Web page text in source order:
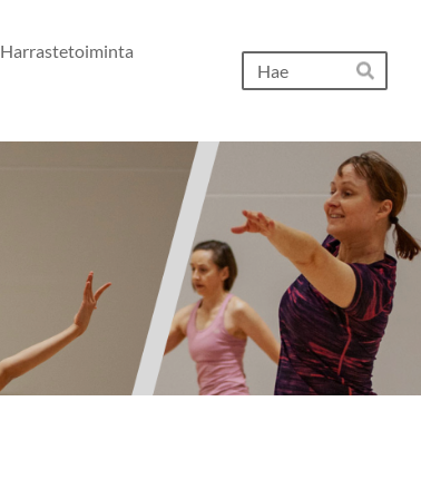
Harrastetoiminta
Hae